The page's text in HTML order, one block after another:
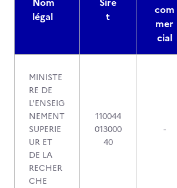
légal
t
com
mer
cial
MINISTE
RE DE
L'ENSEIG
NEMENT
SUPERIE
UR ET
DE LA
RECHER
CHE
110044
013000
40
-